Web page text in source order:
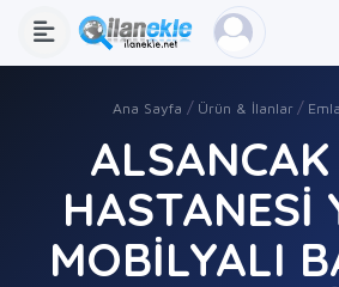
Ana Sayfa Ürün & İlanlar
HASTANESİ
MOBİLYALI